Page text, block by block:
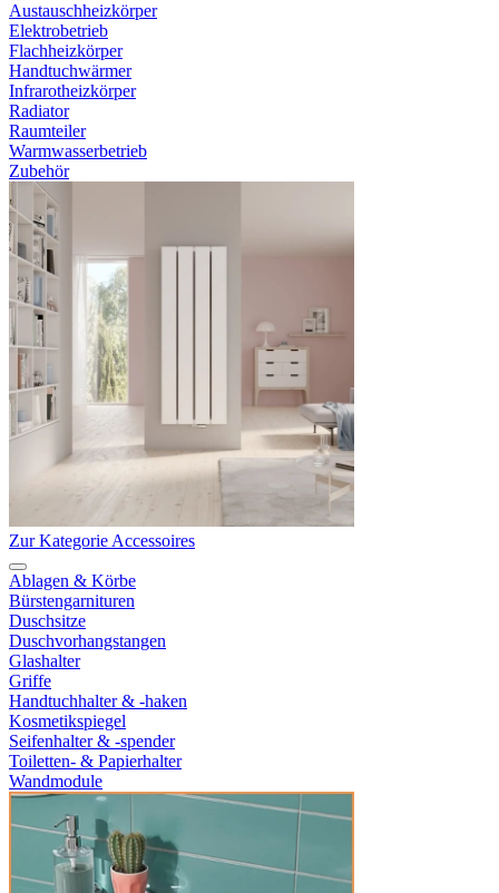
Austauschheizkörper
Elektrobetrieb
Flachheizkörper
Handtuchwärmer
Infrarotheizkörper
Radiator
Raumteiler
Warmwasserbetrieb
Zubehör
Zur Kategorie Accessoires
Ablagen & Körbe
Bürstengarnituren
Duschsitze
Duschvorhangstangen
Glashalter
Griffe
Handtuchhalter & -haken
Kosmetikspiegel
Seifenhalter & -spender
Toiletten- & Papierhalter
Wandmodule